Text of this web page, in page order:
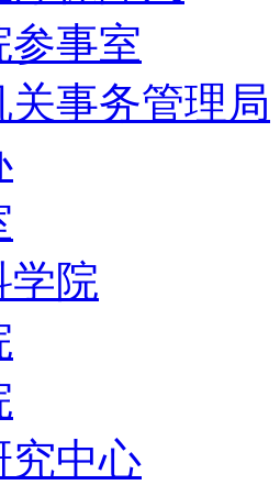
参事室
关事务管理局
学院
究中心